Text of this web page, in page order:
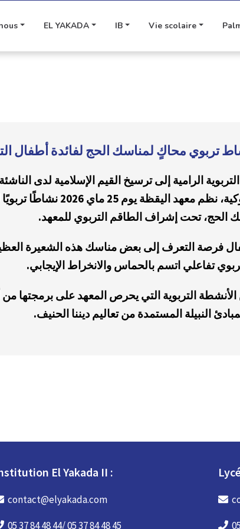
EL YAKADA IB Vie scolaire
تربوي محاكٍ لمناسك الحج لفائدة أطفال
الرامية إلى ترسيخ القيم الإسلامية لدى
في أبعادها التربوية
تحت إشراف الطاقم التربوي للمعهد.
فرصة التعرف إلى بعض مناسك هذه الشعيرة
تفاعلي اتسم بالحماس والانخراط الإيجابي.
التربوية التي يحرص المعهد على برمجتها
النبيلة المستمدة من تعاليم ديننا الحنيف.
El Yakada II :
contact@elyakada.com
05 37 84 48 44/ 05 37 84 48 45